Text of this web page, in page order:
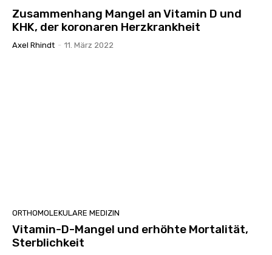
Zusammenhang Mangel an Vitamin D und
KHK, der koronaren Herzkrankheit
Axel Rhindt - 11. März 2022
ORTHOMOLEKULARE MEDIZIN
Vitamin-D-Mangel und erhöhte Mortalität,
Sterblichkeit